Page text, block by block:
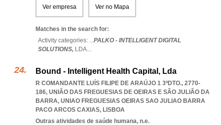
Ver empresa Ver no Mapa
Matches in the search for:
Activity categories: ...PALKO - INTELLIGENT DIGITAL
SOLUTIONS, LDA...
Bound - Intelligent Health Capital, Lda
R COMANDANTE LUÍS FILIPE DE ARAÚJO 1 3ºDTO., 2770-
186, UNIÃO DAS FREGUESIAS DE OEIRAS E SÃO JULIÃO DA
BARRA, UNIAO FREGUESIAS OEIRAS SAO JULIAO BARRA
PACO ARCOS CAXIAS, LISBOA
Outras atividades de saúde humana, n.e.